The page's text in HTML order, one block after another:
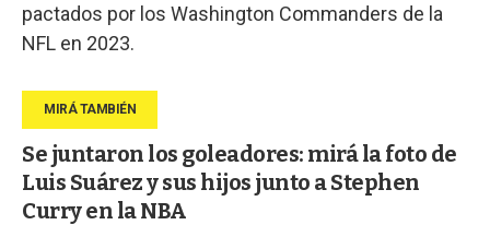
pactados por los Washington Commanders de la
NFL en 2023.
Se juntaron los goleadores: mirá la foto de
Luis Suárez y sus hijos junto a Stephen
Curry en la NBA